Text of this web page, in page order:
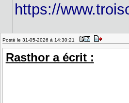
https://
Posté le 31-05-2026 à 14:30:21
Rasthor a écrit :